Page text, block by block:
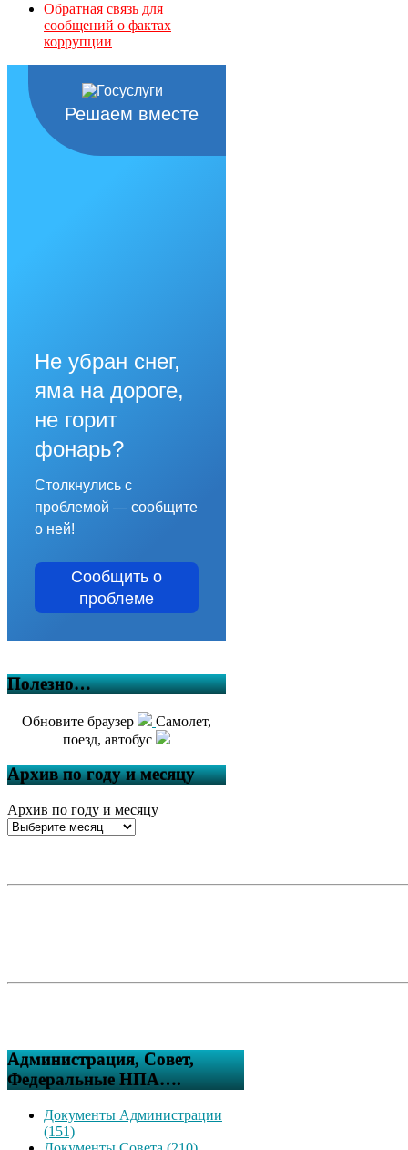
Обратная связь для
сообщений о фактах
коррупции
Решаем вместе
Не убран снег,
яма на дороге,
не горит
фонарь?
Столкнулись с
проблемой — сообщите
о ней!
Сообщить о
проблеме
Полезно…
Обновите браузер
Самолет,
поезд, автобус
Архив по году и месяцу
Архив по году и месяцу
Администрация, Совет,
Федеральные НПА….
Документы Администрации
(151)